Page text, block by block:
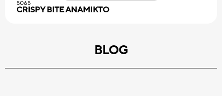
5065
CRISPY BITE ΑΝΑΜΙΚΤΟ
BLOG